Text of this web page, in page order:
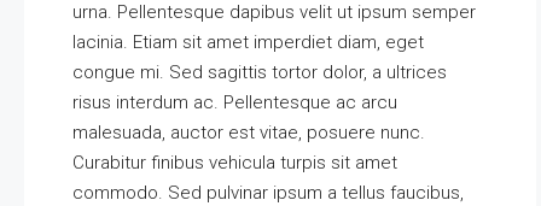
urna. Pellentesque dapibus velit ut ipsum semper
lacinia. Etiam sit amet imperdiet diam, eget
congue mi. Sed sagittis tortor dolor, a ultrices
risus interdum ac. Pellentesque ac arcu
malesuada, auctor est vitae, posuere nunc.
Curabitur finibus vehicula turpis sit amet
commodo. Sed pulvinar ipsum a tellus faucibus,